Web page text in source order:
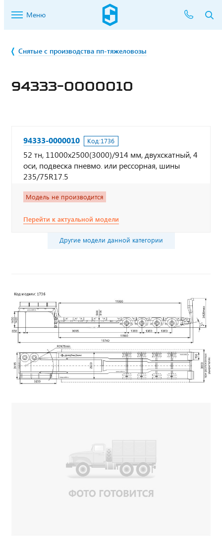
Меню
Снятые с производства пп-тяжеловозы
94333-0000010
94333-0000010 Код:1736
52 тн, 11000х2500(3000)/914 мм, двухскатный, 4
оси, подвеска пневмо. или рессорная, шины
235/75R17.5
Модель не производится
Перейти к актуальной модели
Другие модели данной категории